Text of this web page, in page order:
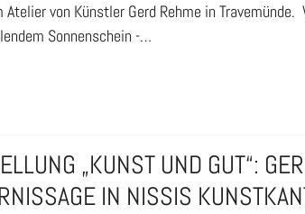
Atelier von Künstler Gerd Rehme in
Sonnenschein -…
„KUNST UND GUT“:
IN NISSIS